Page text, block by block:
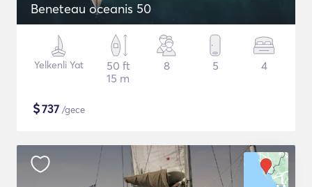
Beneteau oceanis 50
Yelkenli Yat
50 ft
15 m
8 5 4
$737 /gece